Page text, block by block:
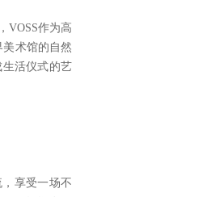
VOSS作为高
美术馆的自然
活仪式的艺
享受一场不